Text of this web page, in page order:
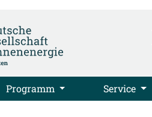
Programm Service